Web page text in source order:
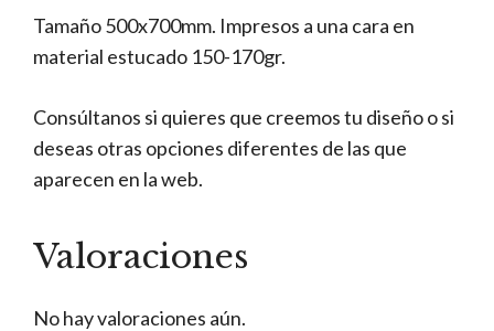
Tamaño 500x700mm. Impresos a una cara en
material estucado 150-170gr.
Consúltanos si quieres que creemos tu diseño o si
deseas otras opciones diferentes de las que
aparecen en la web.
Valoraciones
No hay valoraciones aún.